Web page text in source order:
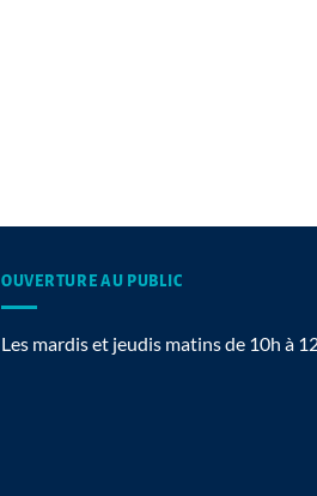
OUVERTURE AU PUBLIC
Les mardis et jeudis matins de 10h à